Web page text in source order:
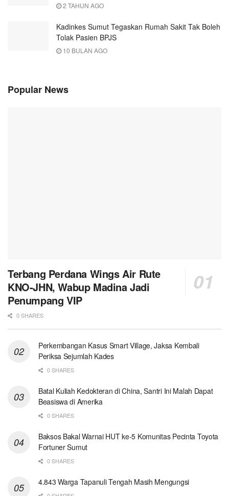
2 TAHUN AGO
Kadinkes Sumut Tegaskan Rumah Sakit Tak Boleh
Tolak Pasien BPJS
10 BULAN AGO
Popular News
Terbang Perdana Wings Air Rute
KNO-JHN, Wabup Madina Jadi
Penumpang VIP
0 SHARES
Perkembangan Kasus Smart Village, Jaksa Kembali
Periksa Sejumlah Kades
0 SHARES
Batal Kuliah Kedokteran di China, Santri Ini Malah Dapat
Beasiswa di Amerika
0 SHARES
Baksos Bakal Warnai HUT ke-5 Komunitas Pecinta Toyota
Fortuner Sumut
0 SHARES
4.843 Warga Tapanuli Tengah Masih Mengungsi